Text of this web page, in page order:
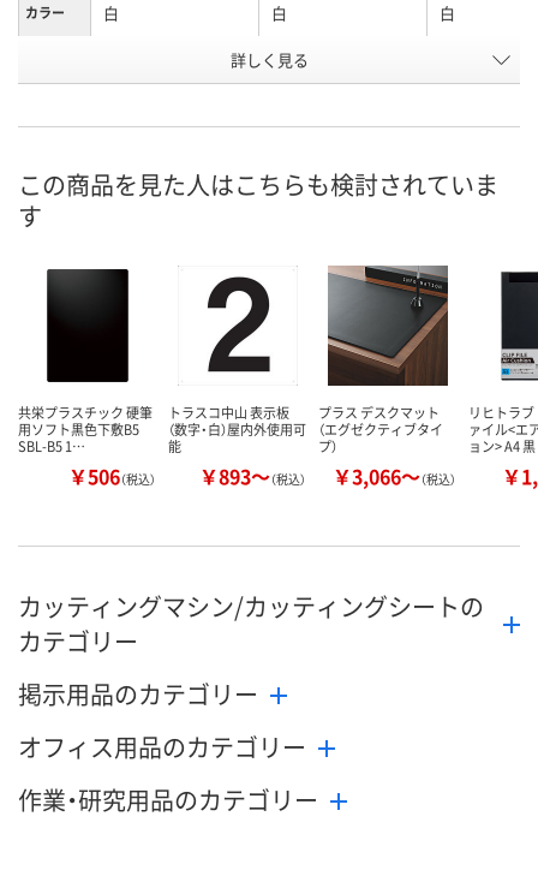
カラー 白 白 白
数字1
号
お届け日
数量
カゴへ
数量
詳しく見る
この商品を見た人はこちらも検討されていま
す
共栄プラスチック 硬筆
用ソフト黒色下敷B5
SBL-B5 1…
￥506（税込）
トラスコ中山 表示板
（数字・白）屋内外使用可
能
￥893～（税込）
プラス デスクマット
（エグゼクティブタイ
プ）
￥3,066～（税込）
リヒトラ
ァイル<エ
ョン> A4
￥
カッティングマシン/カッティングシートの
カテゴリー
掲示用品のカテゴリー
オフィス用品のカテゴリー
作業・研究用品のカテゴリー